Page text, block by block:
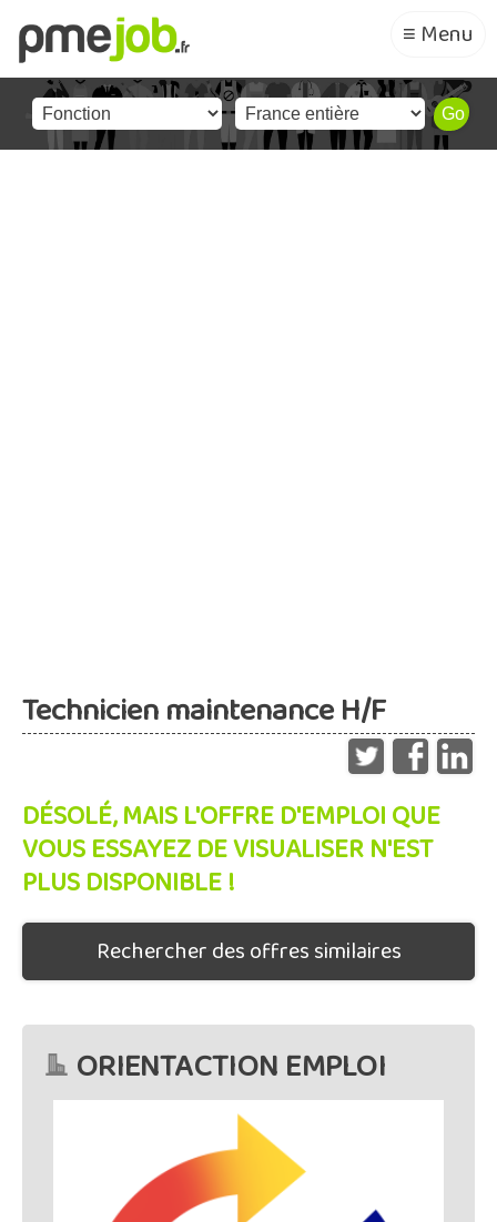
≡ Menu
Technicien maintenance H/F
DÉSOLÉ, MAIS L'OFFRE D'EMPLOI QUE
VOUS ESSAYEZ DE VISUALISER N'EST
PLUS DISPONIBLE !
Rechercher des offres similaires
ORIENTACTION EMPLOI